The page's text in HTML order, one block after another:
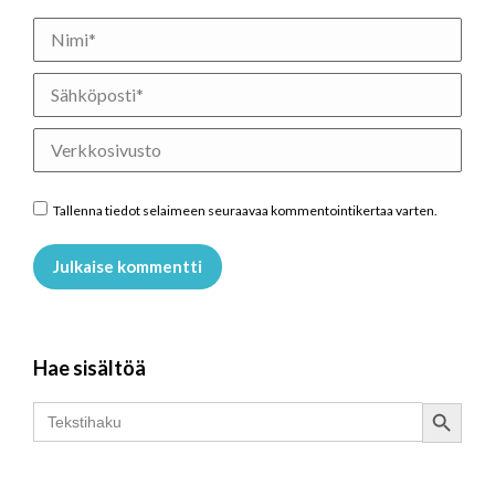
Nimi *
Sähköposti *
Verkkosivusto
Tallenna tiedot selaimeen seuraavaa kommentointikertaa varten.
Julkaise kommentti
Hae sisältöä
Search
for:
Search Button